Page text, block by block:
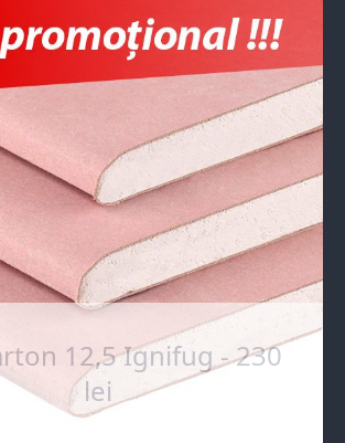
12,5 Ignifug - 230
lei